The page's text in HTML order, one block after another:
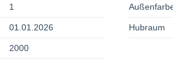
1
01.01.2026
2000
Hubraum